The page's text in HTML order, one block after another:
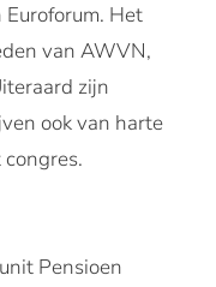
Het
van AWVN,
zijn
ook van harte
Pensioen